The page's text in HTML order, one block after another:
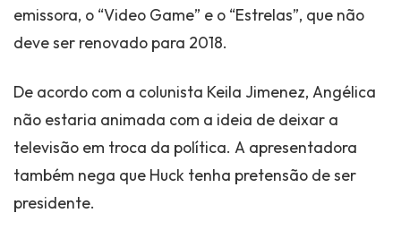
emissora, o “Video Game” e o “Estrelas”, que não
deve ser renovado para 2018.
De acordo com a colunista Keila Jimenez, Angélica
não estaria animada com a ideia de deixar a
televisão em troca da política. A apresentadora
também nega que Huck tenha pretensão de ser
presidente.